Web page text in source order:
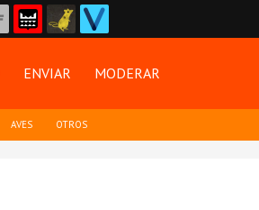
ENVIAR MODERAR
AVES OTROS